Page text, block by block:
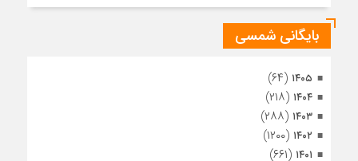
بایگانی شمسی
۱۴۰۵ (۶۴)
۱۴۰۴ (۲۱۸)
۱۴۰۳ (۲۸۸)
۱۴۰۲ (۱۲۰۰)
۱۴۰۱ (۶۶۱)